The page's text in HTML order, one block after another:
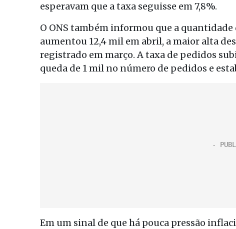
esperavam que a taxa seguisse em 7,8%.
O ONS também informou que a
aumentou 12,4 mil em abril, a maior alta
registrado em março. A taxa de pedidos
queda de 1 mil no número de pedidos e
Em um sinal de que há pouca pressão